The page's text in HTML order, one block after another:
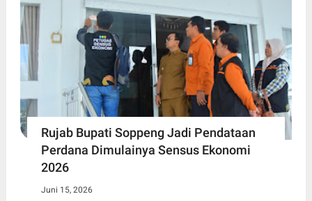
Rujab Bupati Soppeng Jadi Pendataan
Perdana Dimulainya Sensus Ekonomi
2026
Juni 15, 2026